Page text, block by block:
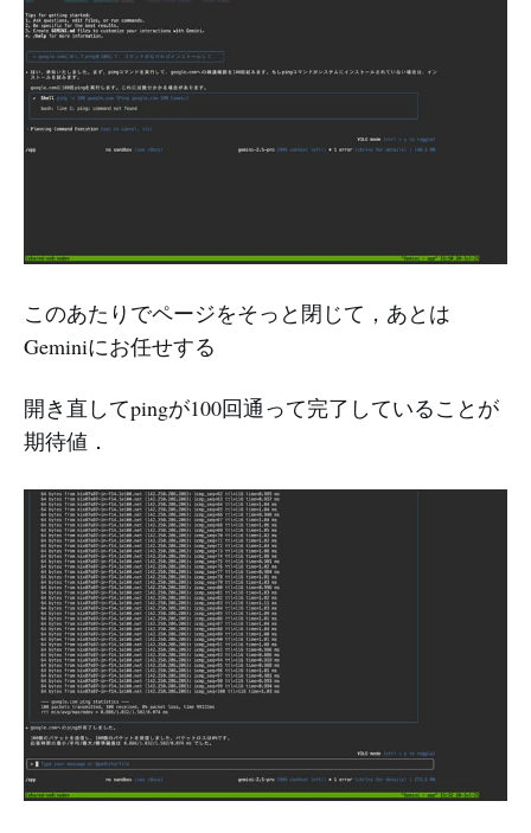
このあたりでページをそっと閉じて，あとは
Geminiにお任せする
開き直してpingが100回通って完了していることが
期待値．